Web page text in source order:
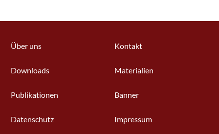
Über uns Kontakt
Downloads Materialien
Publikationen Banner
Datenschutz Impressum